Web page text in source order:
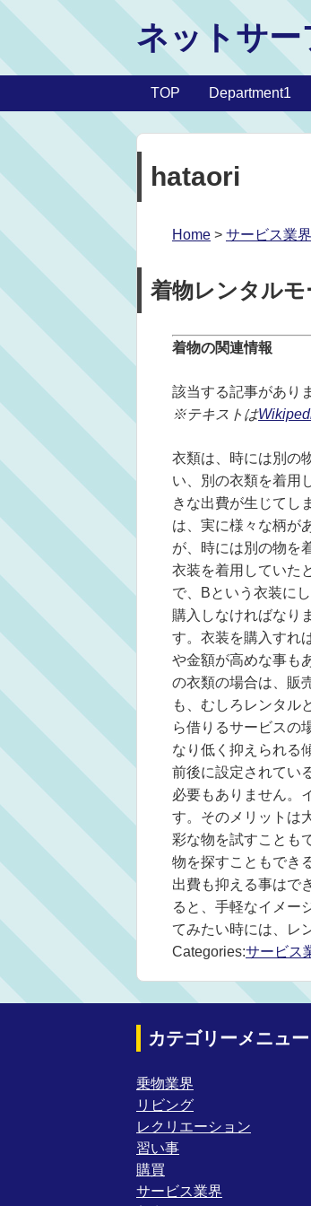
ネットサ
TOP Department1
hataori
Home > サービス業界
着物レンタル
着物の関連情報
該当する記事があり
※テキストは
衣類は、時には別の
い、別の衣類を着用
きな出費が生じてし
は、実に様々な柄が
が、時には別の物を
衣装を着用していた
で、Bという衣装に
購入しなければなり
す。衣装を購入すれ
や金額が高めな事も
の衣類の場合は、販
も、むしろレンタル
ら借りるサービスの
なり低く抑えられる
前後に設定されてい
必要もありません。
す。そのメリットは
彩な物を試すことも
物を探すこともでき
出費も抑える事はで
ると、手軽なイメー
てみたい時には、レ
Categories:サービス
カテゴリーメニュー
乗物業界
リビング
レクリエーション
習い事
購買
サービス業界